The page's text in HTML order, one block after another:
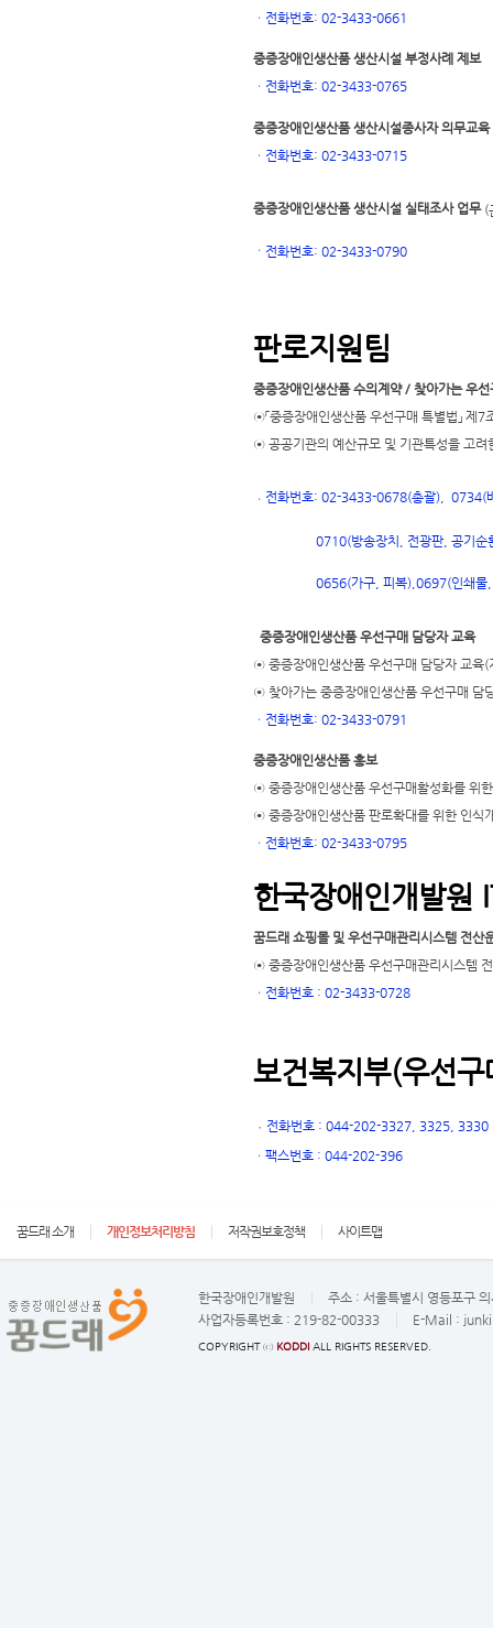
ㆍ 전화번호: 02-3433-0661
중증장애인생산품 생산시설 부정사례 제보
ㆍ 전화번호: 02-3433-0765
중증장애인생산품 생산시설종사자 의무교육
ㆍ 전화번호: 02-3433-0715
중증장애인생산품 생산시설 실태조사 업무 (
ㆍ 전화번호: 02-3433-0790
판로지원팀
중증장애인생산품 수의계약 / 찾아가는 우선
⊙「중증장애인생산품 우선구매 특별법」
⊙ 공공기관의 예산규모 및 기관특성을 고려
ㆍ 전화번호: 02-3433-0678(총괄), 0734(
0710(방송장치, 전광판, 공기순
0656(가구, 피복), 0697(인쇄물
중증장애인생산품 우선구매 담당자 교육
⊙ 중증장애인생산품 우선구매 담당자 교육(
⊙ 찾아가는 중증장애인생산품 우선구매 담
ㆍ 전화번호: 02-3433-0791
중증장애인생산품 홍보
⊙ 중증장애인생산품 우선구매활성화를 위
⊙ 중증장애인생산품 판로확대를 위한 인식
ㆍ 전화번호: 02-3433-0795
한국장애인개발원
꿈드래 쇼핑몰 및 우선구매관리시스템 전산
⊙ 중증장애인생산품 우선구매관리시스템
ㆍ 전화번호 : 02-3433-0728
보건복지부(우선
ㆍ 전화번호 : 044-202-3327, 3325, 3330
ㆍ 팩스번호 : 044-202-396
꿈드래 소개 개인정보처리방침 저작권보호정책 사이트맵
한국장애인개발원 주소 : 서울특별시 영등포구
사업자등록번호 : 219-82-00333 E-Mail :
COPYRIGHT ⓒ KODDI ALL RIGHTS RESERVED.